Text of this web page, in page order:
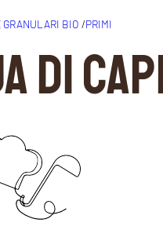
GRANULARI BIO /PRIMI
di